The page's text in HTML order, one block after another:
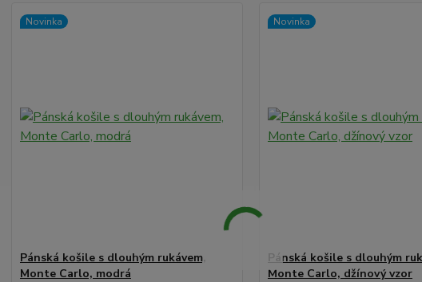
Novinka
Pánská košile s dlouhým rukávem,
Monte Carlo, modrá
Novinka
Pánská košile s dlouhým
Monte Carlo, džínový vzor